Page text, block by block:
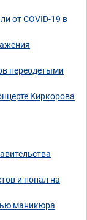
от COVID-19 в
переодетыми
Киркорова
и попал на
маникюра